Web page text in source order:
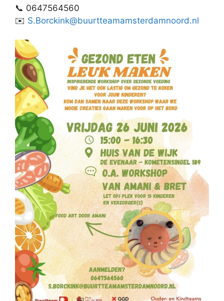
📞 0647564560
✉️ S.Borckink@buurtteamamsterdamnoord.nl